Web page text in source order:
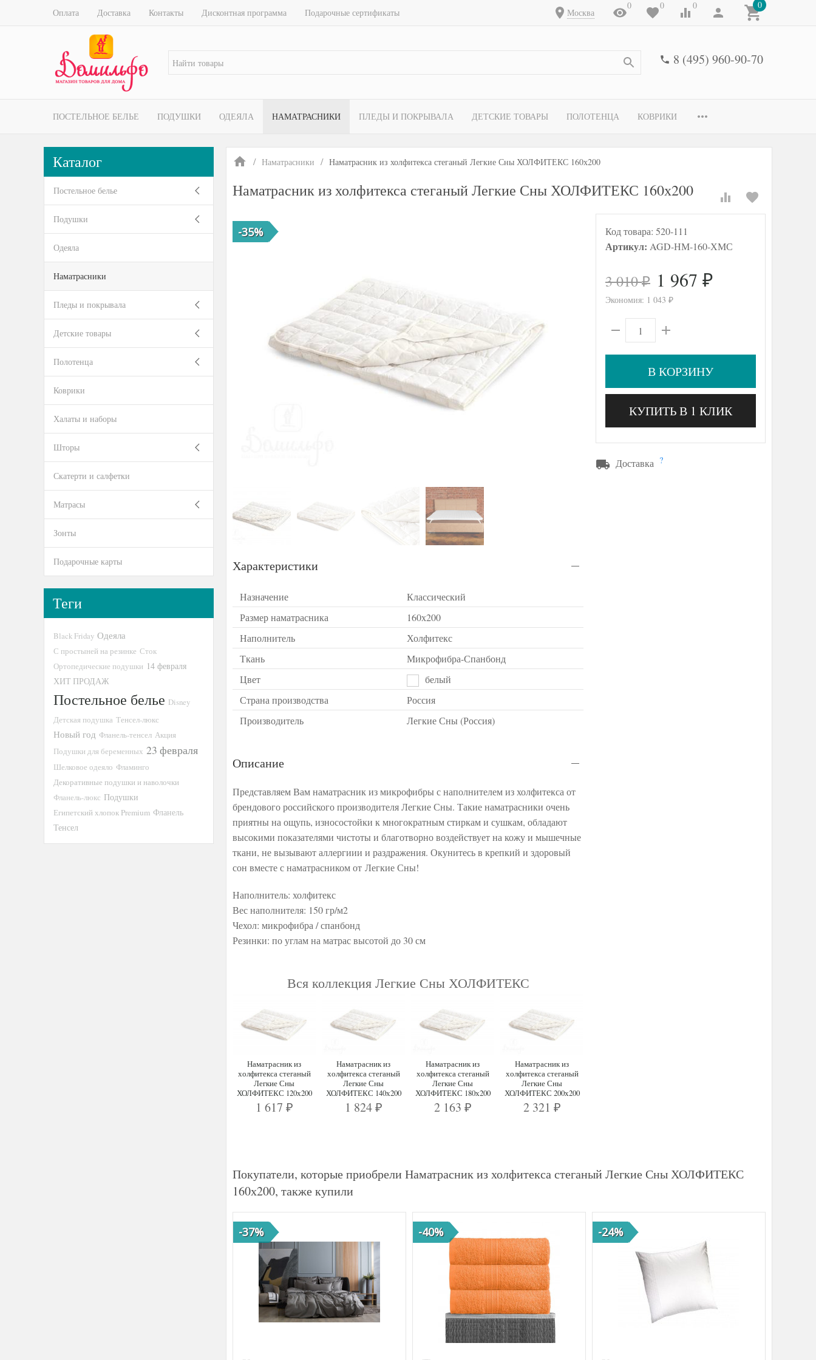
Оплата Доставка Контакты Дисконтная программа Подарочные сертификаты Москва
0 0 0 0
8 (495) 960-90-70
ПОСТЕЛЬНОЕ БЕЛЬЕ ПОДУШКИ ОДЕЯЛА НАМАТРАСНИКИ ПЛЕДЫ И ПОКРЫВАЛА ДЕТСКИЕ ТОВАРЫ ПОЛОТЕНЦА КОВРИКИ
Наматрасники Наматрасник из холфитекса стеганый Легкие Сны ХОЛФИТЕКС 160х200
Наматрасник из холфитекса стеганый Легкие Сны ХОЛФИТЕКС 160х200
-35% Код товара: 520-111
Артикул: AGD-НМ-160-ХМС
3 010₽ 1 967 ₽
Экономия: 1 043 ₽
В КОРЗИНУ
КУПИТЬ В 1 КЛИК
Доставка ?
Характеристики
Назначение
Классический
Размер наматрасника
160х200
Наполнитель
Холфитекс
Ткань
Микрофибра-Спанбонд
Цвет
белый
Страна производства
Россия
Производитель
Легкие Сны (Россия)
Описание
Представляем Вам наматрасник из микрофибры с наполнителем из холфитекса от
брендового российского производителя Легкие Сны. Такие наматрасники очень
приятны на ощупь, износостойки к многократным стиркам и сушкам, обладают
высокими показателями чистоты и благотворно воздействует на кожу и мышечные
ткани, не вызывают аллергиии и раздражения. Окунитесь в крепкий и здоровый
сон вместе с наматрасником от Легкие Сны!
Наполнитель: холфитекс
Вес наполнителя: 150 гр/м2
Чехол: микрофибра / спанбонд
Резинки: по углам на матрас высотой до 30 см
Вся коллекция Легкие Сны ХОЛФИТЕКС
Наматрасник из
холфитекса стеганый
Легкие Сны
ХОЛФИТЕКС 120х200
1 617 ₽
Наматрасник из
холфитекса стеганый
Легкие Сны
ХОЛФИТЕКС 140х200
1 824 ₽
Наматрасник из
холфитекса стеганый
Легкие Сны
ХОЛФИТЕКС 180х200
2 163 ₽
Наматрасник из
холфитекса стеганый
Легкие Сны
ХОЛФИТЕКС 200х200
2 321 ₽
Покупатели, которые приобрели Наматрасник из холфитекса стеганый Легкие Сны ХОЛФИТЕКС
160х200, также купили
-37% -40% -24%
Каталог
Постельное белье
Подушки
Одеяла
Наматрасники
Пледы и покрывала
Детские товары
Полотенца
Коврики
Халаты и наборы
Шторы
Скатерти и салфетки
Матрасы
Зонты
Подарочные карты
Теги
Black Friday Одеяла
С простыней на резинке Сток
Ортопедические подушки 14 февраля
ХИТ ПРОДАЖ
Постельное белье Disney
Детская подушка Тенсел-люкс
Новый год Фланель-тенсел Акция
Подушки для беременных 23 февраля
Шелковое одеяло Фламинго
Декоративные подушки и наволочки
Фланель-люкс Подушки
Египетский хлопок Premium Фланель
Тенсел